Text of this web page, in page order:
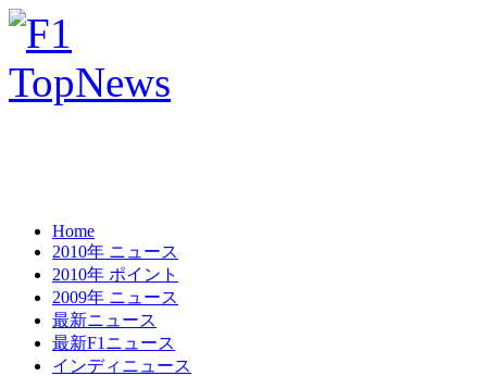
Home
2010年 ニュース
2010年 ポイント
2009年 ニュース
最新ニュース
最新F1ニュース
インディニュース